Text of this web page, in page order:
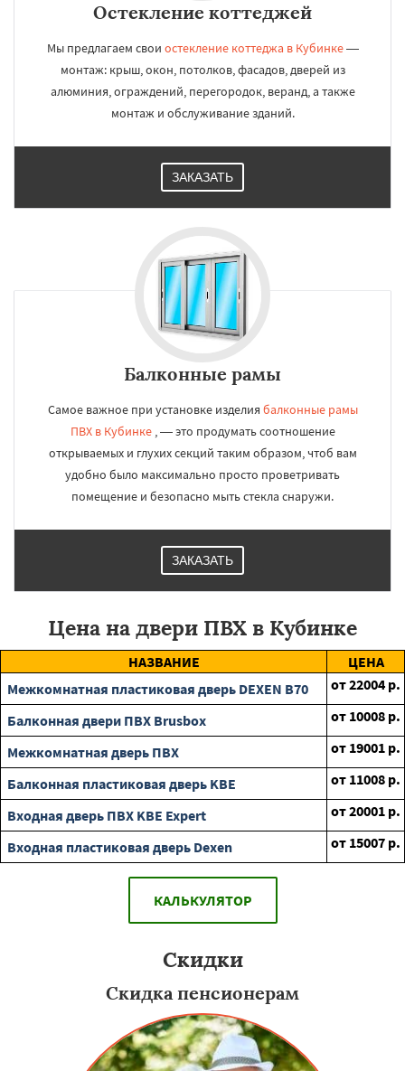
Остекление коттеджей
Мы предлагаем свои остекление коттеджа в Кубинке—
монтаж: крыш, окон, потолков, фасадов, дверей из
алюминия, ограждений, перегородок, веранд, а также
монтаж и обслуживание зданий.
ЗАКАЗАТЬ
Балконные рамы
Самое важное при установке изделия балконные рамы
ПВХ в Кубинке, — это продумать соотношение
открываемых и глухих секций таким образом, чтоб вам
удобно было максимально просто проветривать
помещение и безопасно мыть стекла снаружи.
ЗАКАЗАТЬ
Цена на двери ПВХ в Кубинке
НАЗВАНИЕ
ЦЕНА
Межкомнатная пластиковая дверь DEXEN B70
от22004 р.
Балконная двери ПВХ Brusbox
от 10008 р.
Межкомнатная дверь ПВХ
от 19001 р.
Балконная пластиковая дверь KBE
от 11008 р.
Входная дверь ПВХ KBE Expert
от20001 р.
Входная пластиковая дверь Dexen
от 15007 р.
КАЛЬКУЛЯТОР
Скидки
Скидка пенсионерам